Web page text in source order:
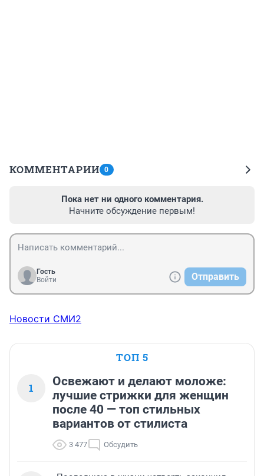
КОММЕНТАРИИ 0
Пока нет ни одного комментария.
Начните обсуждение первым!
Гость
Войти
Отправить
Новости СМИ2
ТОП 5
1
Освежают и делают моложе:
лучшие стрижки для женщин
после 40 — топ стильных
вариантов от стилиста
3 477 Обсудить